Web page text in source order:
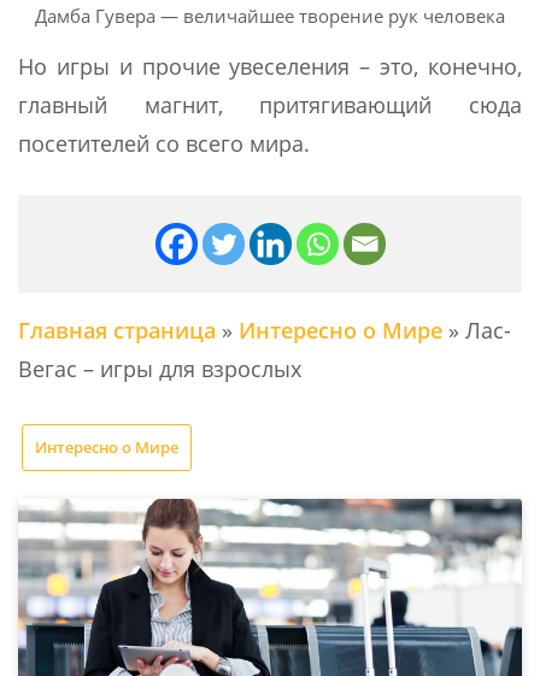
Дамба Гувера — величайшее творение рук человека
Но игры и прочие увеселения – это, конечно,
главный магнит, притягивающий сюда
посетителей со всего мира.
Главная страница » Интересно о Мире » Лас-
Вегас – игры для взрослых
Интересно о Мире